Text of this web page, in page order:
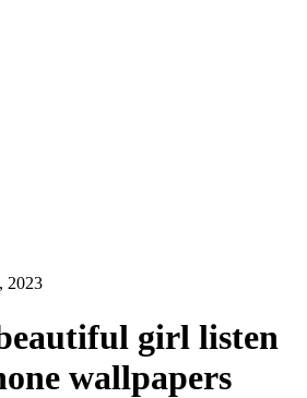
2023
girl listen
wallpapers